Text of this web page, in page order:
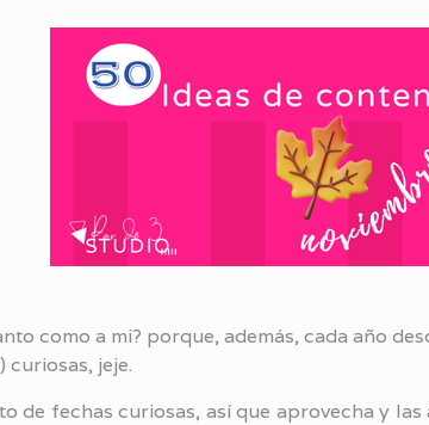
como a mi? porque, además, cada año
jeje.
de fechas curiosas, así que aprovecha y las